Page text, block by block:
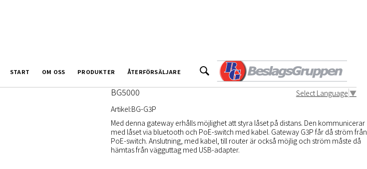
START OM OSS PRODUKTER ÅTERFÖRSÄLJARE
Select Language ▼
Gateway POE (Power Over Ethernet)
Passar till BG1000, BG2000, BG3000(nordic), BG4000(nordic+) och
BG5000
Artikel:BG-G3P
Med denna gateway erhålls möjlighet att styra låset på distans. Den kommunicerar
med låset via bluetooth och PoE-switch med kabel. Gateway G3P får då ström från
PoE-switch. Anslutning, med kabel, till router är också möjlig och ström måste då
hämtas från vägguttag med USB-adapter.